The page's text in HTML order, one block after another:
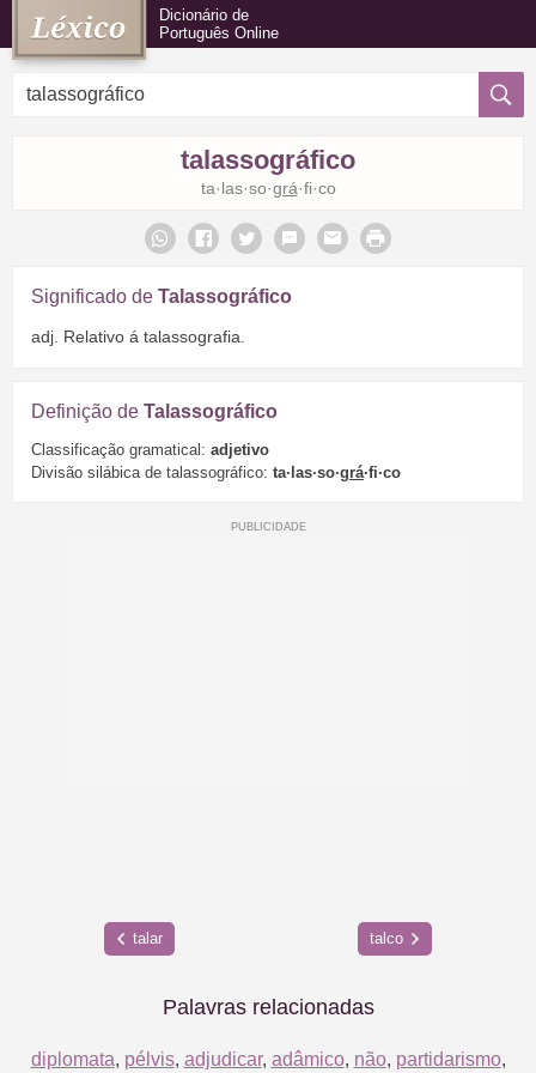
Dicionário de
Português Online
talassográfico
ta·las·so·grá·fi·co
Significado de Talassográfico
adj. Relativo á talassografia.
Definição de Talassográfico
Classificação gramatical: adjetivo
Divisão silábica de talassográfico: ta·las·so·grá·fi·co
talar talco
Palavras relacionadas
diplomata, pélvis, adjudicar, adâmico, não, partidarismo,